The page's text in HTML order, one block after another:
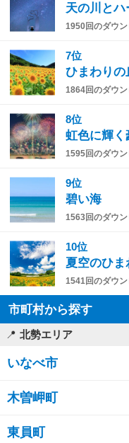
天の川と
1950回のダウン
7位
ひまわりの
1864回のダウン
8位
虹色に輝く
1595回のダウン
9位
碧い海
1563回のダウン
10位
夏空のひま
1541回のダウン
市町村から探す
北勢エリア
いなべ市
木曽岬町
東員町